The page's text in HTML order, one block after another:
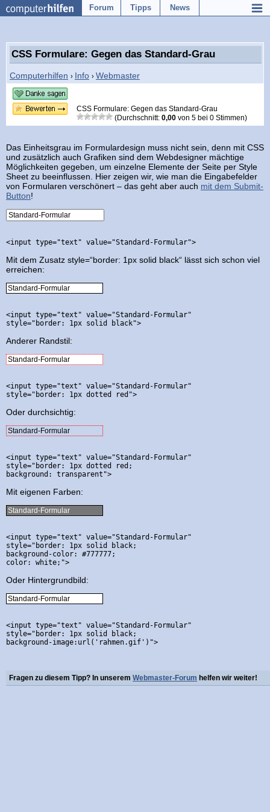
Forum Tipps News
CSS Formulare: Gegen das Standard-Grau
Computerhilfen › Info › Webmaster
CSS Formulare: Gegen das Standard-Grau
(Durchschnitt: 0,00 von 5 bei 0 Stimmen)
Das Einheitsgrau im Formulardesign muss nicht sein, denn mit CSS
und zusätzlich auch Grafiken sind dem Webdesigner mächtige
Möglichkeiten gegeben, um einzelne Elemente der Seite per Style
Sheet zu beeinflussen. Hier zeigen wir, wie man die Eingabefelder
von Formularen verschönert – das geht aber auch mit dem Submit-
Button!
Mit dem Zusatz style=“border: 1px solid black“ lässt sich schon viel
erreichen:
<input type="text" value="Standard-Formular"
Anderer Randstil:
<input type="text" value="Standard-Formular"
Oder durchsichtig:
<input type="text" value="Standard-Formular"
style="border: 1px dotted red;
Mit eigenen Farben:
<input type="text" value="Standard-Formular"
style="border: 1px solid black;
background-color: #777777;
Oder Hintergrundbild:
<input type="text" value="Standard-Formular"
style="border: 1px solid black;
Fragen zu diesem Tipp? In unserem Webmaster-Forum helfen wir weiter!